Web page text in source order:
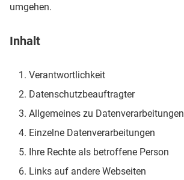
umgehen.
Inhalt
Verantwortlichkeit
Datenschutzbeauftragter
Allgemeines zu Datenverarbeitungen
Einzelne Datenverarbeitungen
Ihre Rechte als betroffene Person
Links auf andere Webseiten